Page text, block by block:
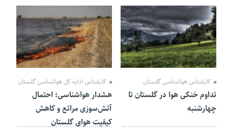
03 تیر 1404
کارشناس هواشناسی گلستان
تداوم خنکی هوا در گلستان تا
چهارشنبه
29 اردیبهشت 1404
کارشناس اداره کل هواشناسی گلستان
هشدار هواشناسی؛ احتمال
آتش‌سوزی مراتع و کاهش
کیفیت هوای گلستان